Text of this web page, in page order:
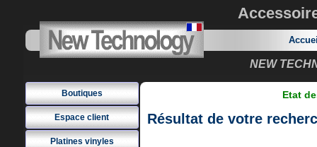
NEW
Boutiques
Espace client
Platines vinyles
Etat
Résultat de votre